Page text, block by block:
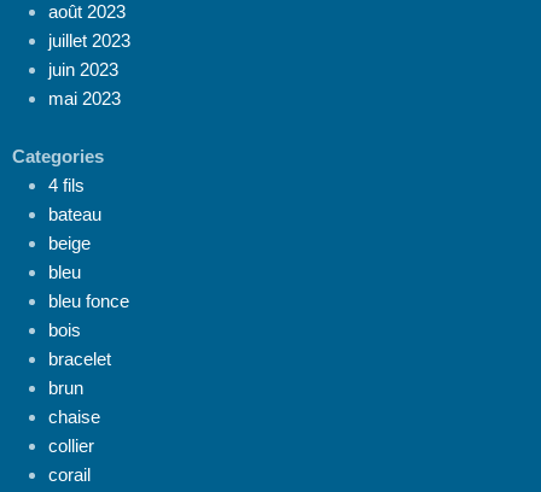
août 2023
juillet 2023
juin 2023
mai 2023
Categories
4 fils
bateau
beige
bleu
bleu fonce
bois
bracelet
brun
chaise
collier
corail